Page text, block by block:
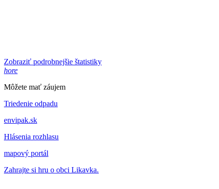
Zobraziť podrobnejšie štatistiky
hore
Môžete mať záujem
Triedenie odpadu
envipak.sk
Hlásenia rozhlasu
mapový portál
Zahrajte si hru o obci Likavka.